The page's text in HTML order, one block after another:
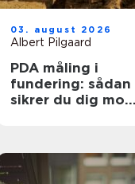
03. august 2026
Albert Pilgaard
PDA måling i
fundering: sådan
sikrer du dig mod